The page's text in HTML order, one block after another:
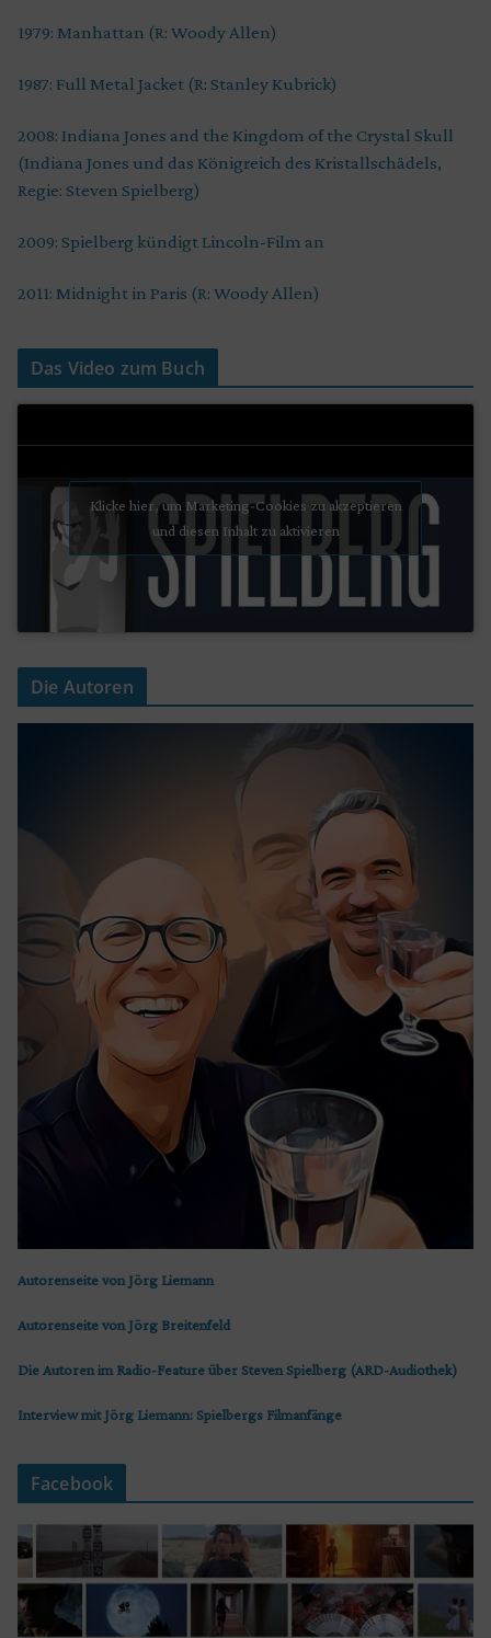
1979: Manhattan (R: Woody Allen)
1987: Full Metal Jacket (R: Stanley Kubrick)
2008: Indiana Jones and the Kingdom of the Crystal Skull
(Indiana Jones und das Königreich des Kristallschädels,
Regie: Steven Spielberg)
2009: Spielberg kündigt Lincoln-Film an
2011: Midnight in Paris (R: Woody Allen)
Das Video zum Buch
Klicke hier, um Marketing-Cookies zu akzeptieren
und diesen Inhalt zu aktivieren
Die Autoren
Autorenseite von Jörg Liemann
Autorenseite von Jörg Breitenfeld
Die Autoren im Radio-Feature über Steven Spielberg (ARD-Audiothek)
Interview mit Jörg Liemann: Spielbergs Filmanfänge
Facebook